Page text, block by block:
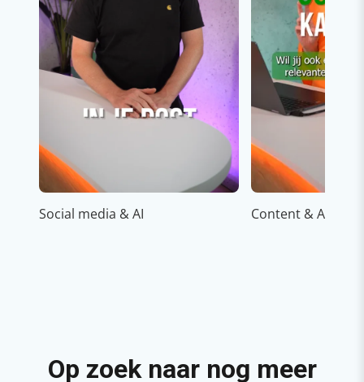
Social media & AI Content & AI
Op zoek naar nog meer